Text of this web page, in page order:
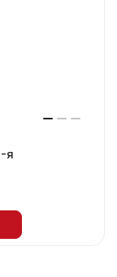
я